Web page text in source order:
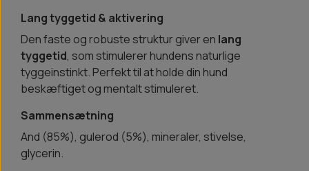
Lang tyggetid & aktivering
Den faste og robuste struktur giver en lang
tyggetid, som stimulerer hundens naturlige
tyggeinstinkt. Perfekt til at holde din hund
beskæftiget og mentalt stimuleret.
Sammensætning
And (85%), gulerod (5%), mineraler, stivelse,
glycerin.